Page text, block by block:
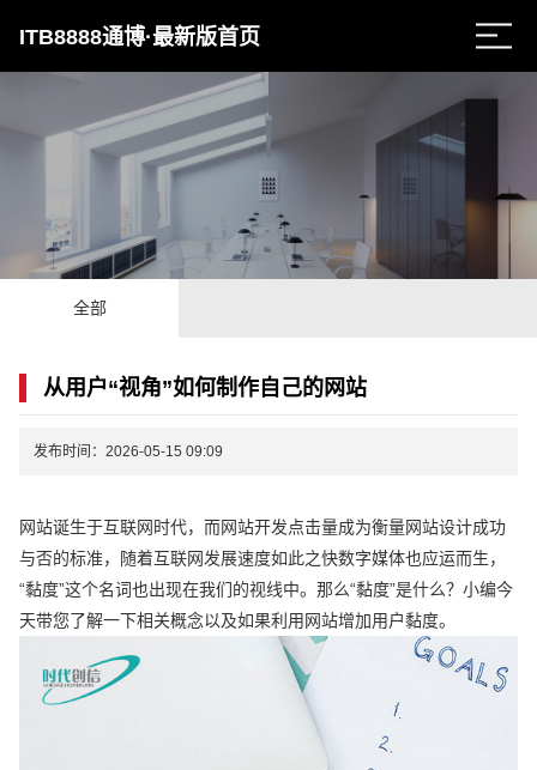
ITB8888通博·最新版首页
全部
从用户“视角”如何制作自己的网站
发布时间：2026-05-15 09:09
网站诞生于互联网时代，而网站开发点击量成为衡量网站设计成功
与否的标准，随着互联网发展速度如此之快数字媒体也应运而生，
“黏度”这个名词也出现在我们的视线中。那么“黏度”是什么？小编今
天带您了解一下相关概念以及如果利用网站增加用户黏度。